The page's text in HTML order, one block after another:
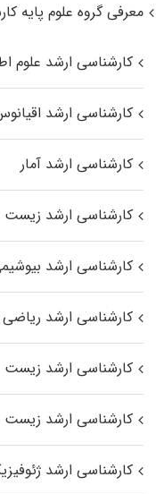
معرفی گروه علوم پایه
کارشناسی ارشد علوم
کارشناسی ارشد
کارشناسی ارشد آمار
کارشناسی ارشد
کارشناسی ارشد
کارشناسی ارشد ریاضی
کارشناسی ارشد
کارشناسی ارشد زیست‌
کارشناسی ارشد